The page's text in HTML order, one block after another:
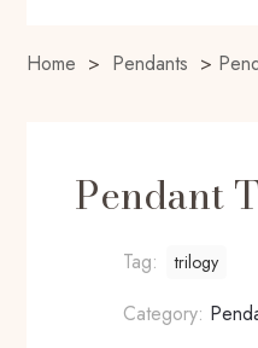
Home > Pendants >
Pendant
Tag: trilogy
Category: